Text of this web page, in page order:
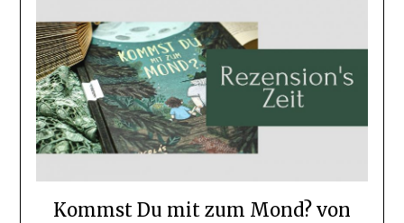
Kommst Du mit zum Mond? von